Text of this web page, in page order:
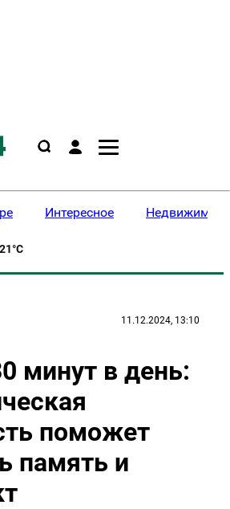
Интересное
21°C
11.12.2024, 13:10
минут в день:
поможет
память и